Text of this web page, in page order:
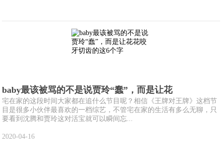
baby最该被骂的不是说贾玲“蠢”，而是让花
宅在家的这段时间大家都在追什么节目呢？相信《王牌对王牌》这档节
目是很多小伙伴最喜欢的一档综艺，不管宅在家的生活有多么无聊，只
要看到沈腾和贾玲这对活宝就可以瞬间忘...
2020-04-16